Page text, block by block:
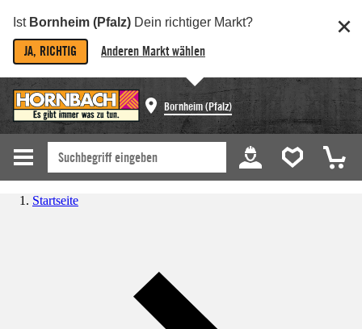
Ist Bornheim (Pfalz) Dein richtiger Markt?
JA, RICHTIG Anderen Markt wählen
Bornheim (Pfalz)
Startseite